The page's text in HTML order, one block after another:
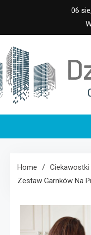
content
06
Home
Ciekawostki
Zestaw Garnków Na